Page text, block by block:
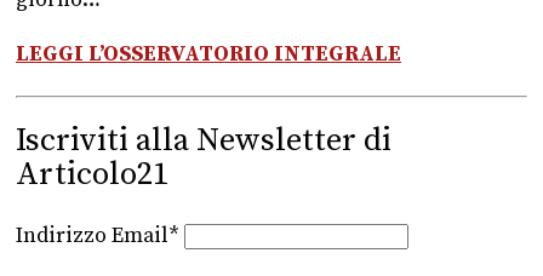
LEGGI L’OSSERVATORIO INTEGRALE
Iscriviti alla Newsletter di
Articolo21
Indirizzo Email*